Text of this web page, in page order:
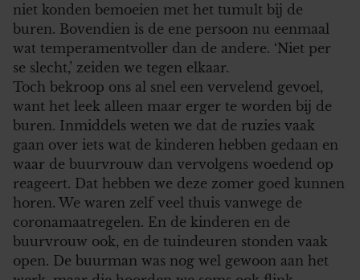
niet konden bemoeien met het tumult bij de
buren. Bovendien is de ene persoon nu eenmaal
wat temperamentvoller dan de andere. ‘Niet per
se slecht,’ zeiden we tegen elkaar.
Toch bekroop ons al snel een vervelend gevoel,
want het leek alleen maar erger te worden bij de
buren. Inmiddels weten we dat de ruzies vaak
gaan over iets wat de kinderen hebben gedaan en
waar de buurvrouw dan vervolgens woedend op
reageert. Dat hebben we deze zomer goed kunnen
horen. We waren zelf veel thuis vanwege de
coronamaatregelen. En de kinderen en de
buurvrouw ook, en de tuindeuren stonden vaak
open. De buurman was nog wel gewoon aan het